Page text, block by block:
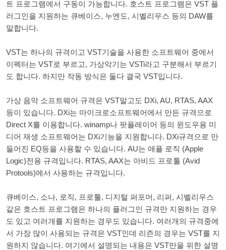
트 프로그램에서 구동이 가능합니다. 호스트 프로그램은 VST 플
러그인을 지원하는 큐베이스, 누엔도, 시벨리우스 등의 DAW를
말합니다.
VST는 하나의 규격이고 VST기술을 사용한 소프트웨어 중에서
이펙터는 VST로 부르고, 가상악기는 VSTi라고 구분해서 부르기
도 합니다. 하지만 작동 방식은 둘다 결국 VST입니다.
가상 음악 소프트웨어 규격은 VST말고도 DXi, AU, RTAS, AAX
등이 있습니다. DXi는 마이크로소프트웨어에서 만든 규격으로
Direct X를 이용합니다. winamp나 팟플레이어 등의 윈도우용 미
디어 재생 소프트웨어는 DXi기능을 지원합니다. DXi규격으로 만
들어진 EQ등을 사용할 수 있습니다. AU는 애플 로직 (Apple
Logic)전용 규격입니다. RTAS, AAX는 아비드 프로툴 (Avid
Protools)에서 사용하는 규격입니다.
큐베이스, 소나, 로직, 프로툴, 디지털 퍼포머, 리퍼, 시벨리우스
같은 호스트 프로그램은 하나의 플러그인 규격만 지원하는 경우
도 있고 여러개를 지원하는 경우도 있습니다. 여러개의 규격중에
서 가장 많이 사용되는 규격은 VST인데 리즌의 경우는 VST를 지
원하지 않습니다. 여기에서 설명되는 내용은 VST만을 위한 설명